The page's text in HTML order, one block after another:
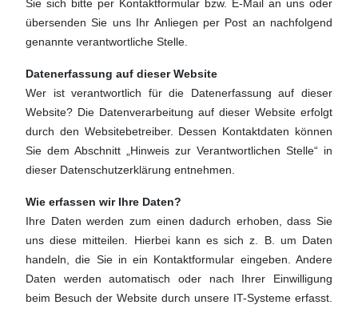
Sie sich bitte per Kontaktformular bzw. E-Mail an uns oder
übersenden Sie uns Ihr Anliegen per Post an nachfolgend
genannte verantwortliche Stelle.
Datenerfassung auf dieser Website
Wer ist verantwortlich für die Datenerfassung auf dieser
Website? Die Datenverarbeitung auf dieser Website erfolgt
durch den Websitebetreiber. Dessen Kontaktdaten können
Sie dem Abschnitt „Hinweis zur Verantwortlichen Stelle“ in
dieser Datenschutzerklärung entnehmen.
Wie erfassen wir Ihre Daten?
Ihre Daten werden zum einen dadurch erhoben, dass Sie
uns diese mitteilen. Hierbei kann es sich z. B. um Daten
handeln, die Sie in ein Kontaktformular eingeben. Andere
Daten werden automatisch oder nach Ihrer Einwilligung
beim Besuch der Website durch unsere IT-Systeme erfasst.